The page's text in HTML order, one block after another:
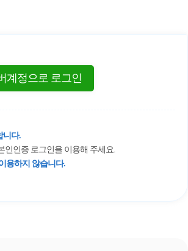
계정으로 로그인
니다.
인인증 로그인을 이용해 주세요.
용하지 않습니다.